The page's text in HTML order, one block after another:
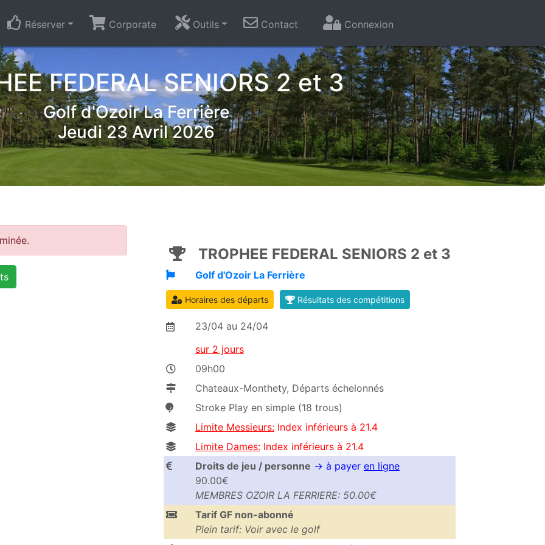
Réserver Corporate Outils Contact Connexion
FEDERAL SENIORS 2 et 3
Golf d'Ozoir La Ferrière
Jeudi 23 Avril 2026
TROPHEE FEDERAL SENIORS 2 et 3
Golf d'Ozoir La Ferrière
Horaires des départs Résultats des compétitions
23/04 au 24/04
sur 2 jours
09h00
Chateaux-Monthety, Départs échelonnés
Stroke Play en simple (18 trous)
Limite Messieurs: Index inférieurs à 21.4
Limite Dames: Index inférieurs à 21.4
Droits de jeu / personne → à payer en ligne
90.00€
MEMBRES OZOIR LA FERRIERE: 50.00€
Tarif GF non-abonné
Plein tarif: Voir avec le golf